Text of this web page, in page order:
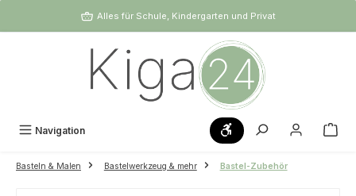
Zum Hauptinhalt springenAlles für Schule, Kindergarten und Privat
Navigation Werkzeugleiste anzeigen
Basteln & Malen Bastelwerkzeug & mehr Bastel-Zubehör